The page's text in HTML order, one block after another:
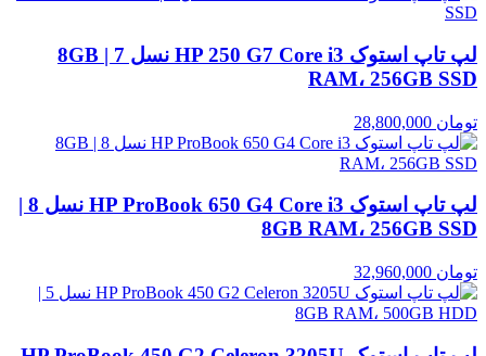
لپ تاپ استوک HP 250 G7 Core i3 نسل 7 | 8GB
RAM، 256GB SSD
تومان
لپ تاپ استوک HP ProBook 650 G4 Core i3 نسل 8 |
8GB RAM، 256GB SSD
تومان